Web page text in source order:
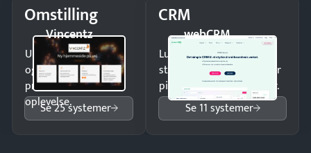
Omstilling
Vincentz
Undgå tabte opkald
og giv kunderne en
professionel
oplevelse.
Se 25 systemer
CRM
webCRM
Luk flere salg med et
struktureret overblik over
pipeline og opfølgninger.
Se 11 systemer